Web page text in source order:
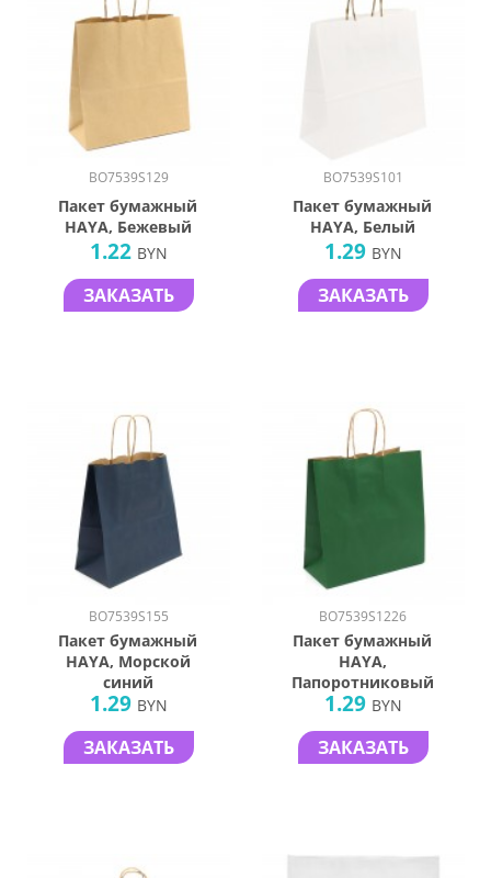
BO7539S129
Пакет бумажный
HAYA, Бежевый
1.22 BYN
ЗАКАЗАТЬ
BO7539S101
Пакет бумажный
HAYA, Белый
1.29 BYN
ЗАКАЗАТЬ
BO7539S155
Пакет бумажный
HAYA, Морской
синий
1.29 BYN
ЗАКАЗАТЬ
BO7539S1226
Пакет бумажный
HAYA,
Папоротниковый
1.29 BYN
ЗАКАЗАТЬ